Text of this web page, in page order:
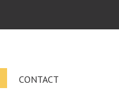
CONTACT